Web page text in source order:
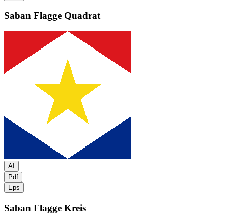
Saban Flagge Quadrat
AI
Pdf
Eps
Saban Flagge Kreis